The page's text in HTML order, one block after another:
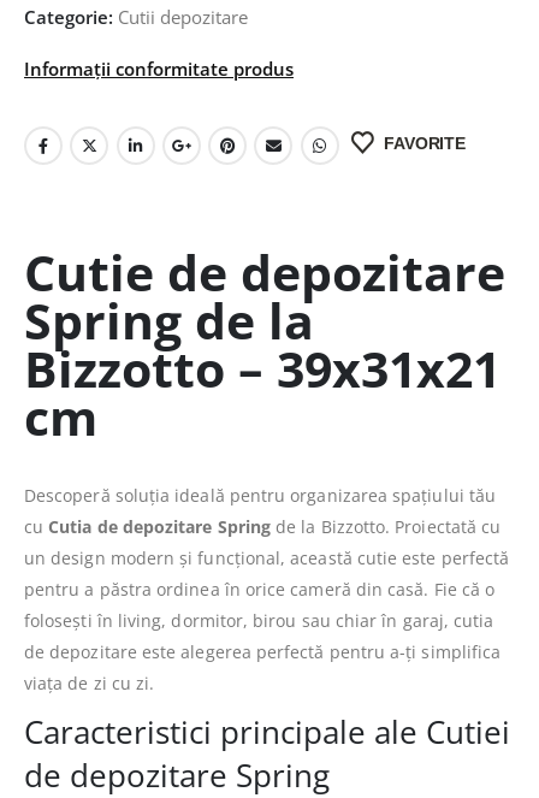
Categorie: Cutii depozitare
Informații conformitate produs
FAVORITE
Cutie de depozitare
Spring de la
Bizzotto – 39x31x21
cm
Descoperă soluția ideală pentru organizarea spațiului tău
cu Cutia de depozitare Spring de la Bizzotto. Proiectată cu
un design modern și funcțional, această cutie este perfectă
pentru a păstra ordinea în orice cameră din casă. Fie că o
folosești în living, dormitor, birou sau chiar în garaj, cutia
de depozitare este alegerea perfectă pentru a-ți simplifica
viața de zi cu zi.
Caracteristici principale ale Cutiei
de depozitare Spring